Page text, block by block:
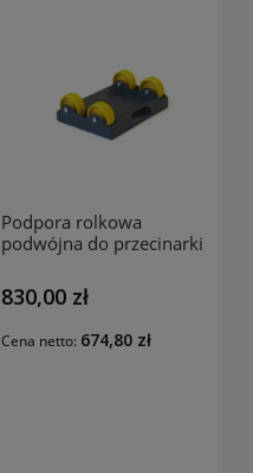
Podpora rolkowa
podwójna do przecinarki
EXACT
830,00 zł
Cena netto: 674,80 zł